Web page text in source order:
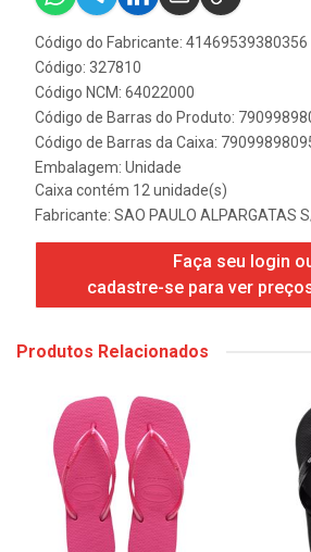
Código do Fabricante: 41469539380356
Código: 327810
Código NCM: 64022000
Código de Barras do Produto:
Código de Barras da Caixa:
Embalagem: Unidade
Caixa contém 12 unidade(s)
Fabricante: SAO PAULO ALPARGATAS
Faça seu login
cadastre-se para ver
Produtos Relacionados